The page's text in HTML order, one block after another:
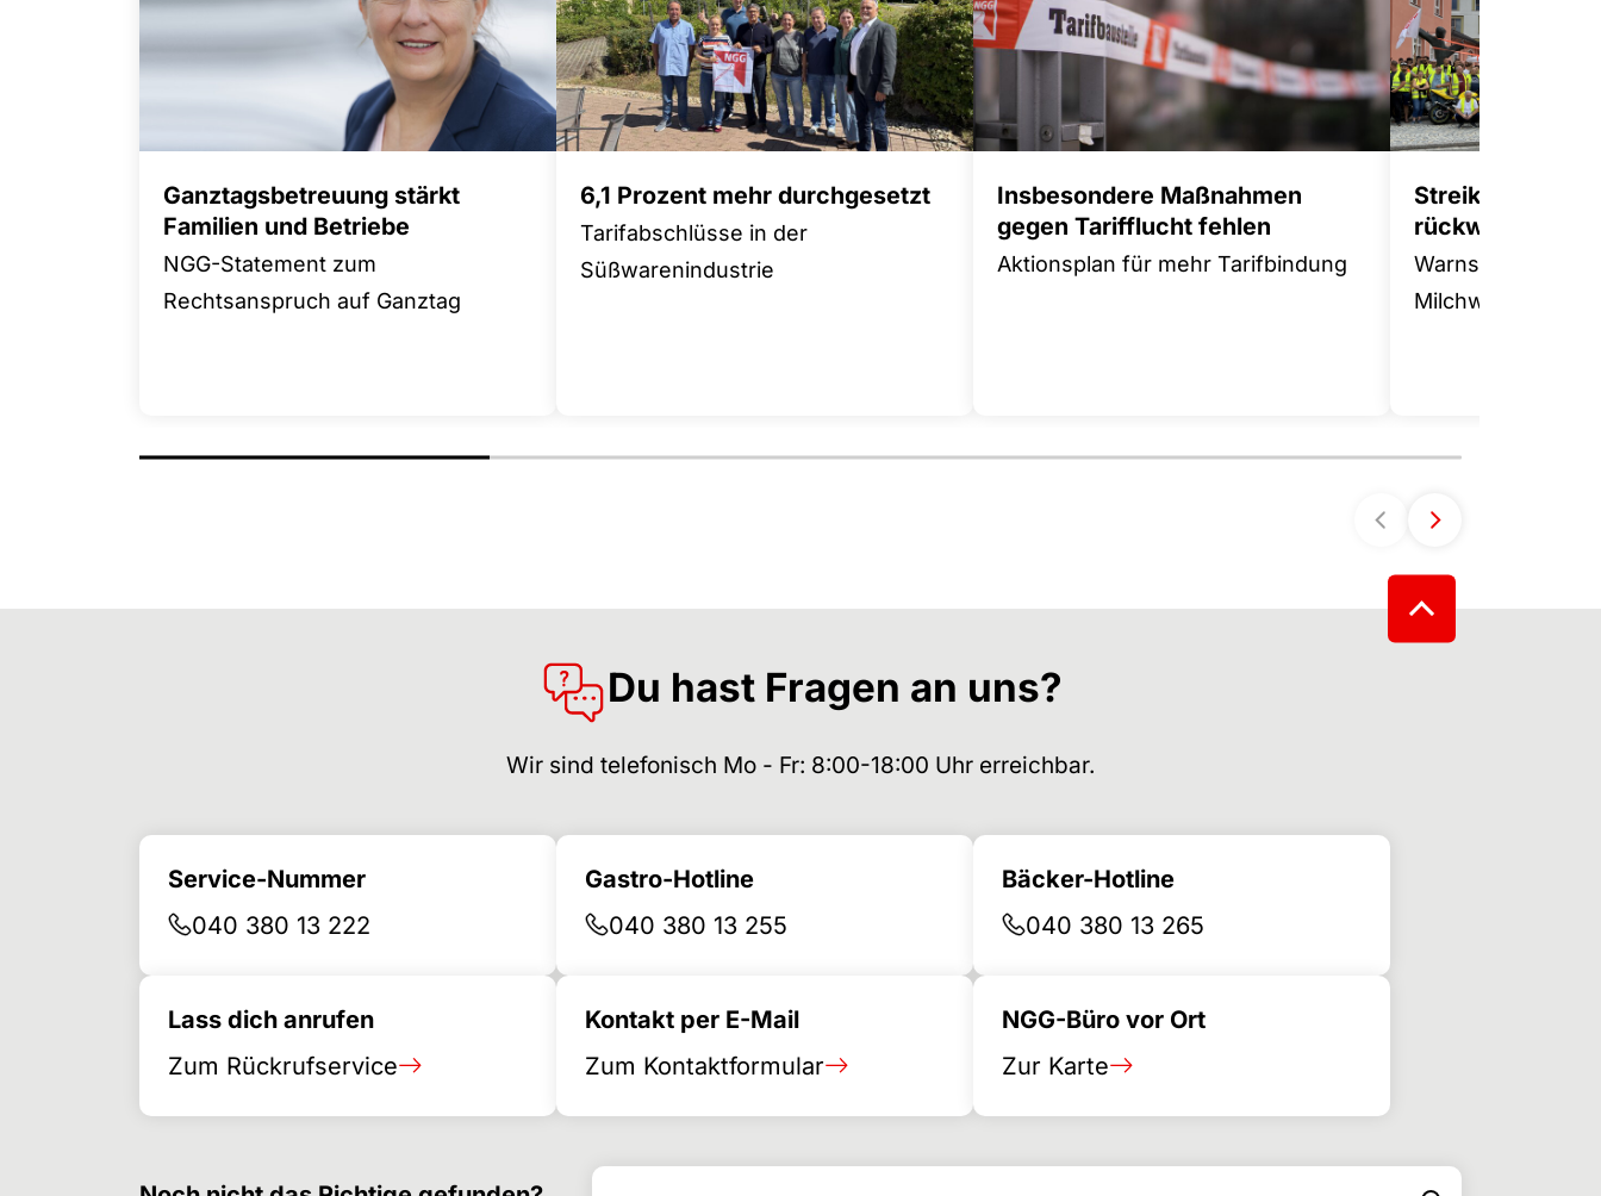
Ganztagsbetreuung stärkt
Familien und Betriebe
NGG-Statement zum
Rechtsanspruch auf Ganztag
6,1 Prozent mehr durchgesetzt
Tarifabschlüsse in der
Süßwarenindustrie
Insbesondere Maßnahmen
gegen Tarifflucht fehlen
Aktionsplan für mehr Tarifbindung
Streikwelle
rückwärts
Warnstreik in der
Milchwirtschaft
Du hast Fragen an uns?
Wir sind telefonisch Mo - Fr: 8:00-18:00 Uhr erreichbar.
Service-Nummer
040 380 13 222
Gastro-Hotline
040 380 13 255
Bäcker-Hotline
040 380 13 265
Lass dich anrufen
Zum Rückrufservice
Kontakt per E-Mail
Zum Kontaktformular
NGG-Büro vor Ort
Zur Karte